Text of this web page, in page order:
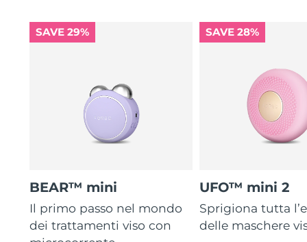
SAVE 29%
BEAR™ mini
Il primo passo nel mondo
dei trattamenti viso con
SAVE 28%
UFO™ mini 2
Sprigiona tutta
delle maschere